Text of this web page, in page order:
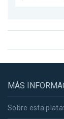
MÁS
Sobre esta